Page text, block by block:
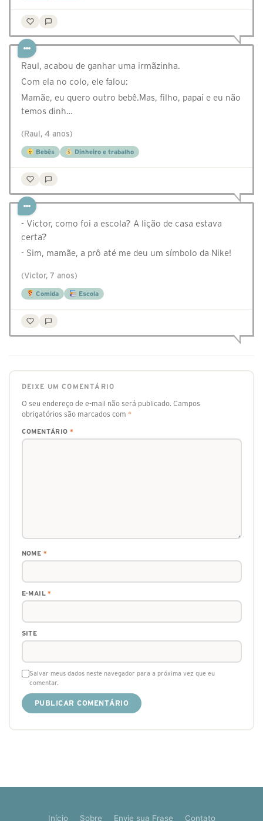
Raul, acabou de ganhar uma irmãzinha.
Com ela no colo, ele falou:
Mamãe, eu quero outro bebê.Mas, filho, papai e eu não
temos dinh…
(Raul, 4 anos)
Bebês Dinheiro e trabalho
- Victor, como foi a escola? A lição de casa estava
certa?
- Sim, mamãe, a prô até me deu um símbolo da Nike!
(Victor, 7 anos)
Comida Escola
DEIXE UM COMENTÁRIO
O seu endereço de e-mail não será publicado. Campos
obrigatórios são marcados com *
COMENTÁRIO *
NOME *
E-MAIL*
SITE
Salvar meus dados neste navegador para a próxima vez que eu
comentar.
Início Sobre Envie sua Frase Contato